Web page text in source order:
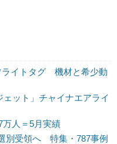
ライトタグ 機材と希少動
ット」チャイナエアライ
万人＝5月実績
別受領へ 特集・787事例